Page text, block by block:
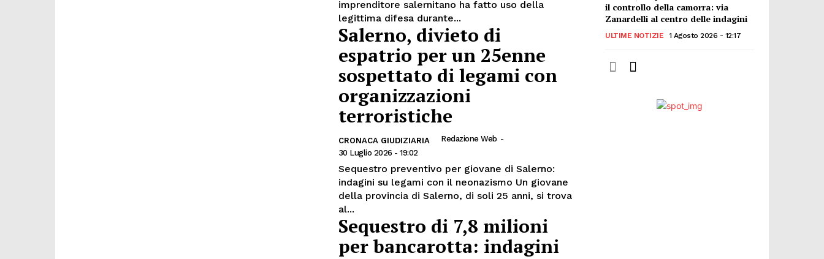
imprenditore salernitano ha fatto uso della
legittima difesa durante...
Salerno, divieto di
espatrio per un 25enne
sospettato di legami con
organizzazioni
terroristiche
CRONACA GIUDIZIARIA Redazione Web -
30 Luglio 2026 - 19:02
Sequestro preventivo per giovane di Salerno:
indagini su legami con il neonazismo Un giovane
della provincia di Salerno, di soli 25 anni, si trova
al...
Sequestro di 7,8 milioni
per bancarotta: indagini
il controllo della camorra: via
Zanardelli al centro delle indagini
ULTIME NOTIZIE 1 Agosto 2026 - 12:17